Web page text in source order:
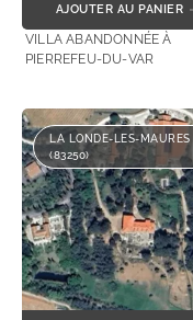
AJOUTER AU PANIER
VILLA ABANDONNÉE À
PIERREFEU-DU-VAR
LA LONDE-LES-MAURES
(83250)